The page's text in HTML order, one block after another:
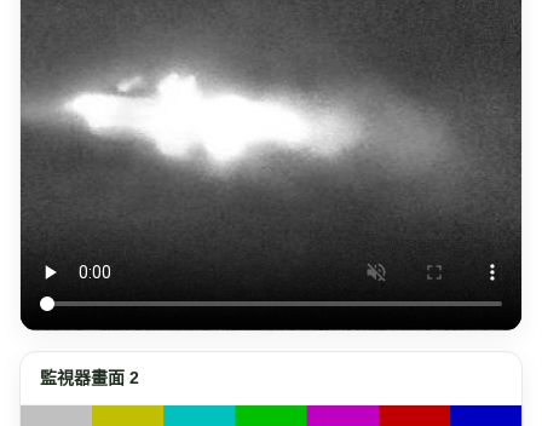
監視器畫面 2